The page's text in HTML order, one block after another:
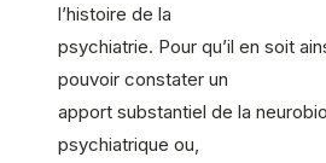
l’histoire de la
psychiatrie. Pour qu’il en soit
pouvoir constater un
apport substantiel de la
psychiatrique ou,